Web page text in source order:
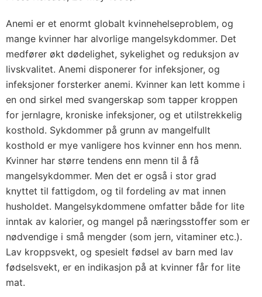
Anemi er et enormt globalt kvinnehelseproblem, og
mange kvinner har alvorlige mangelsykdommer. Det
medfører økt dødelighet, sykelighet og reduksjon av
livskvalitet. Anemi disponerer for infeksjoner, og
infeksjoner forsterker anemi. Kvinner kan lett komme i
en ond sirkel med svangerskap som tapper kroppen
for jernlagre, kroniske infeksjoner, og et utilstrekkelig
kosthold. Sykdommer på grunn av mangelfullt
kosthold er mye vanligere hos kvinner enn hos menn.
Kvinner har større tendens enn menn til å få
mangelsykdommer. Men det er også i stor grad
knyttet til fattigdom, og til fordeling av mat innen
husholdet. Mangelsykdommene omfatter både for lite
inntak av kalorier, og mangel på næringsstoffer som er
nødvendige i små mengder (som jern, vitaminer etc.).
Lav kroppsvekt, og spesielt fødsel av barn med lav
fødselsvekt, er en indikasjon på at kvinner får for lite
mat.